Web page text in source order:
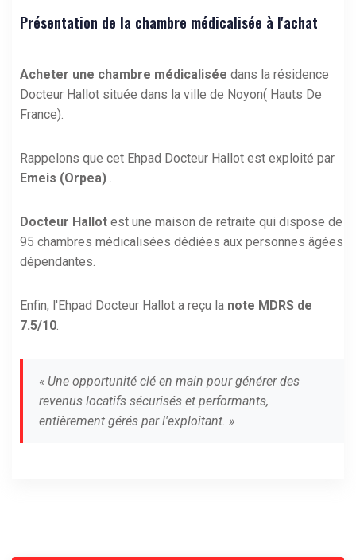
Présentation de la chambre médicalisée à l'achat
Acheter une chambre médicalisée dans la résidence
Docteur Hallot située dans la ville de Noyon( Hauts De
France).
Rappelons que cet Ehpad Docteur Hallot est exploité par
Emeis (Orpea) .
Docteur Hallot est une maison de retraite qui dispose de
95 chambres médicalisées dédiées aux personnes âgées
dépendantes.
Enfin, l'Ehpad Docteur Hallot a reçu la note MDRS de
7.5/10.
« Une opportunité clé en main pour générer des
revenus locatifs sécurisés et performants,
entièrement gérés par l'exploitant. »